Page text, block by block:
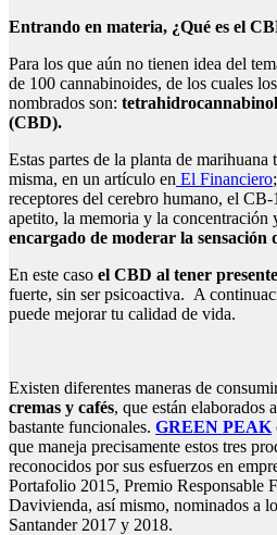
Entrando en materia, ¿Qué es el
Para los que aún no tienen idea del
de 100 cannabinoides, de los cuales
nombrados son:
(CBD).
Estas partes de la planta de
misma, en un artículo en El Financiero
receptores del cerebro humano, el CB-
apetito, la memoria y la concentración
encargado de moderar la sensación
En este caso el CBD al tener
fuerte, sin ser psicoactiva. A
puede mejorar tu calidad de vida.
Existen diferentes maneras de
cremas y cafés, que están elaborados
bastante funcionales. GREEN PEAK
que maneja precisamente estos tres
reconocidos por sus esfuerzos en
Portafolio 2015, Premio Responsable
Davivienda, así mismo, nominados a
Santander 2017 y 2018.